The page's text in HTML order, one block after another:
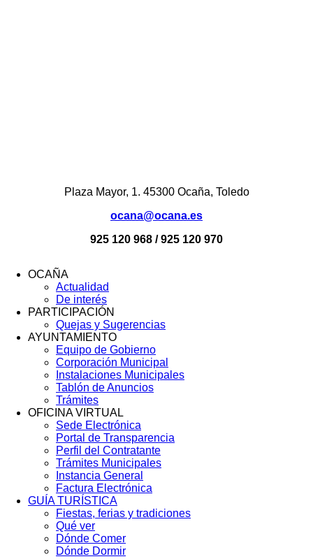
Plaza Mayor, 1. 45300 Ocaña, Toledo
ocana@ocana.es
925 120 968 / 925 120 970
OCAÑA
Actualidad
De interés
PARTICIPACIÓN
Quejas y Sugerencias
AYUNTAMIENTO
Equipo de Gobierno
Corporación Municipal
Instalaciones Municipales
Tablón de Anuncios
Trámites
OFICINA VIRTUAL
Sede Electrónica
Portal de Transparencia
Perfil del Contratante
Trámites Municipales
Instancia General
Factura Electrónica
GUÍA TURÍSTICA
Fiestas, ferias y tradiciones
Qué ver
Dónde Comer
Dónde Dormir